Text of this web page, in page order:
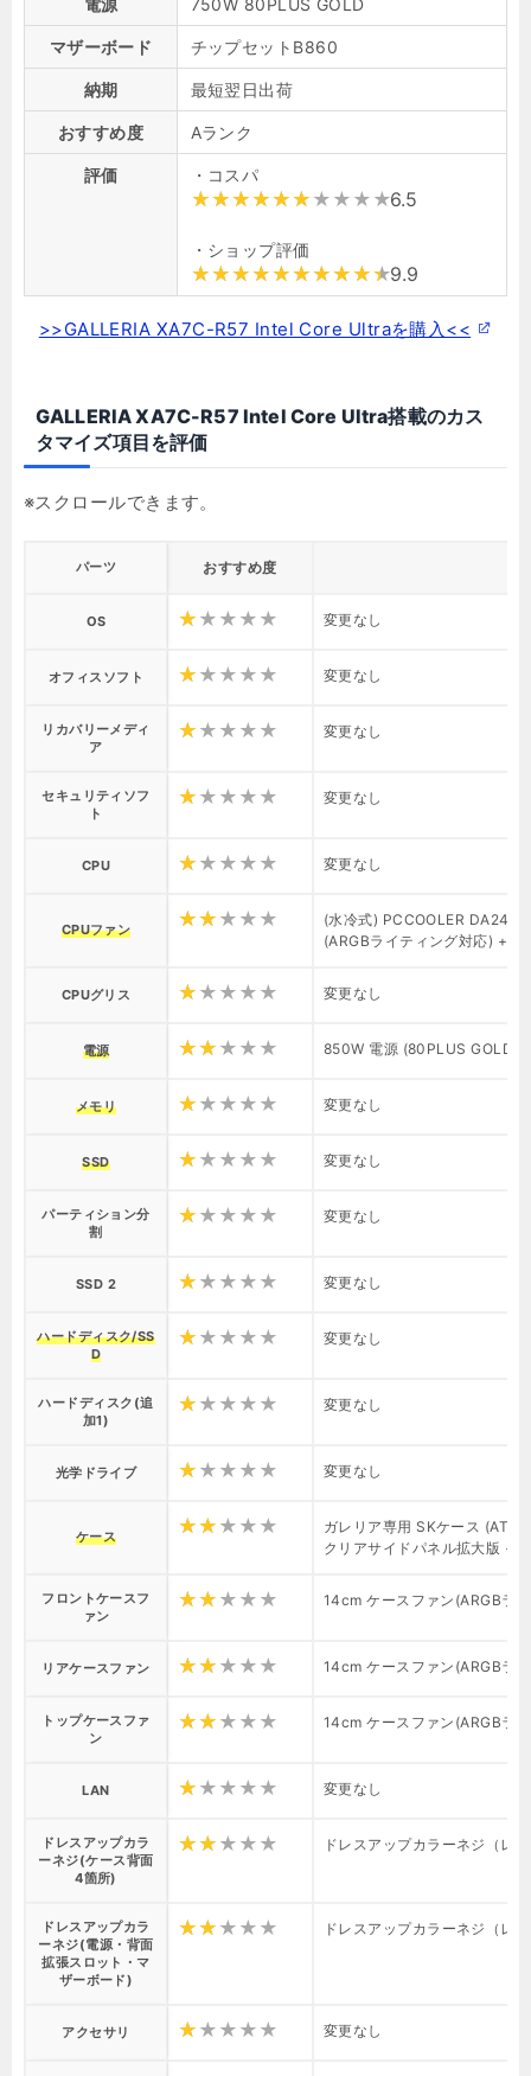
電源 750W 80PLUS GOLD
マザーボード チップセットB860
納期 最短翌日出荷
おすすめ度 Aランク
評価 ・コスパ
6.5
・ショップ評価
9.9
>>GALLERIA XA7C-R57 Intel Core Ultraを購入<<
GALLERIA XA7C-R57 Intel Core Ultra搭載のカス
タマイズ項目を評価
パーツ おすすめ度
OS 変更なし
オフィスソフト 変更なし
リカバリーメディ
ア
変更なし
セキュリティソフ
ト
変更なし
CPU 変更なし
CPUファン
(水冷式) PCCOOLER DA240
(ARGBライティング対応)
CPUグリス 変更なし
電源 850W 電源 (80PLUS GOLD)
メモリ 変更なし
SSD 変更なし
パーティション分
割
変更なし
SSD 2 変更なし
ハードディスク/SS
D
変更なし
ハードディスク(追
加1)
変更なし
光学ドライブ 変更なし
ケース
ガレリア専用 SKケース
クリアサイドパネル拡大版
フロントケースフ
ァン
14cm ケースファン(ARGBラ
リアケースファン 14cm ケースファン(ARGBラ
トップケースファ
ン
14cm ケースファン(ARGBラ
LAN 変更なし
ドレスアップカラ
ーネジ(ケース背面
4箇所)
ドレスアップカラーネジ（レ
ドレスアップカラ
ーネジ(電源・背面
拡張スロット・マ
ザーボード)
ドレスアップカラーネジ（レ
アクセサリ 変更なし